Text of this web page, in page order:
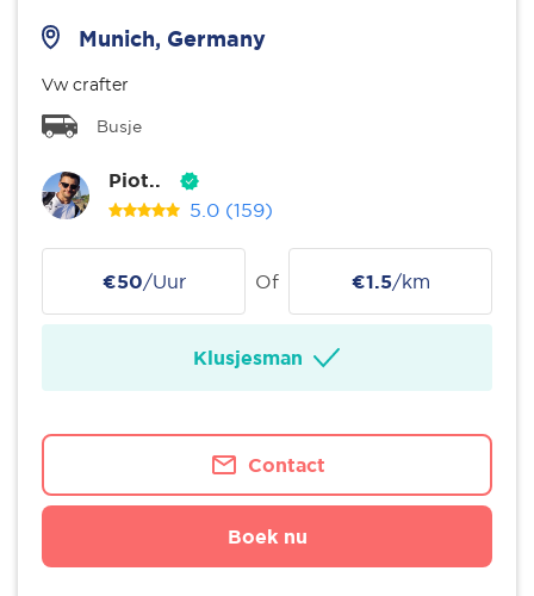
Munich, Germany
Vw crafter
Busje
Piot..
5.0 (159)
€50/Uur Of €1.5/km
Klusjesman
Contact
Boek nu